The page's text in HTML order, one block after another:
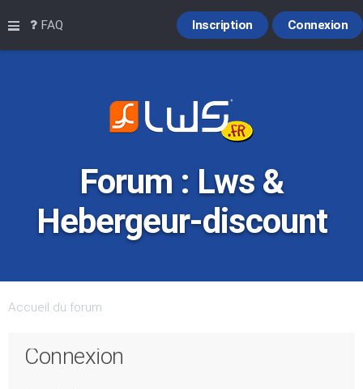
Raccourcis
FAQ Connexion
Inscription
Forum : Lws &
Hebergeur-discount
Accueil du forum
Connexion